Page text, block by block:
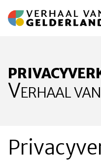
naar
Verhaal